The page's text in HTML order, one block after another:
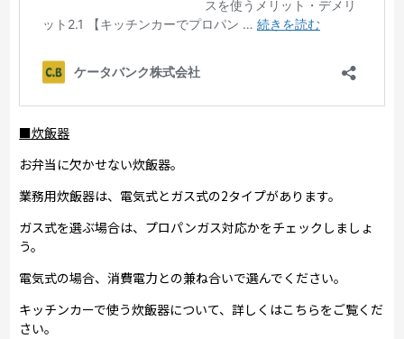
■炊飯器
お弁当に欠かせない炊飯器。
業務用炊飯器は、電気式とガス式の2タイプがあります。
ガス式を選ぶ場合は、プロパンガス対応かをチェックしましょ
う。
電気式の場合、消費電力との兼ね合いで選んでください。
キッチンカーで使う炊飯器について、詳しくはこちらをご覧くだ
さい。